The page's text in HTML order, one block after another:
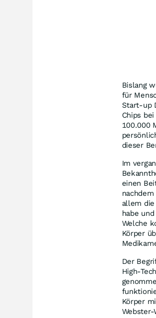
Bislang
für
Start-up
Chips
100.000
dieser
Im
einen
allem
habe
Welche
Körper
Der
High-
Körper
Webster-